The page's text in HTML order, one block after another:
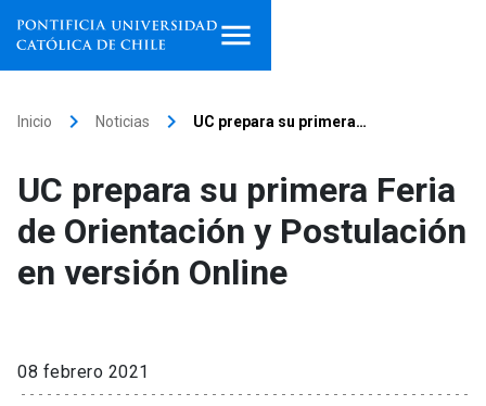
Facultades, escuelas e
institutos
Investigación
Extensión
Inicio keyboard_arrow_right Noticias keyboard_arrow_right UC prepara su primera…
UC prepara su primera Feria
de Orientación y Postulación
en versión Online
08 febrero 2021